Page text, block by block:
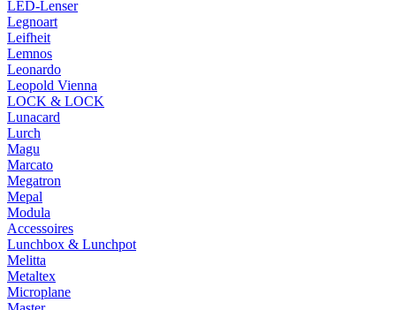
LED-Lenser
Legnoart
Leifheit
Lemnos
Leonardo
Leopold Vienna
LOCK & LOCK
Lunacard
Lurch
Magu
Marcato
Megatron
Mepal
Modula
Accessoires
Lunchbox & Lunchpot
Melitta
Metaltex
Microplane